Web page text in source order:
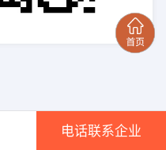
电话联系企业